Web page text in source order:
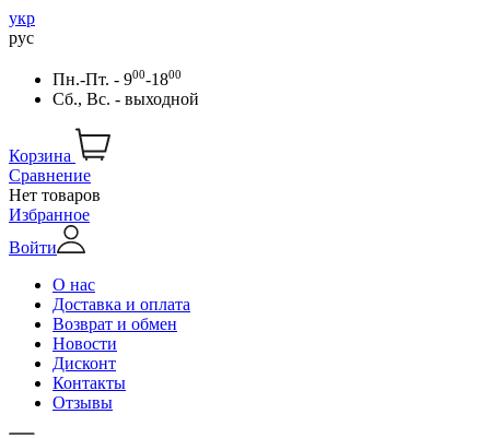
укр
рус
Пн.-Пт. - 900-1800
Сб., Вс. - выходной
Корзина
Сравнение
Нет товаров
Избранное
Войти
О нас
Доставка и оплата
Возврат и обмен
Новости
Дисконт
Контакты
Отзывы